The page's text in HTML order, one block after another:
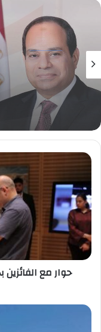
اخبار مصر
الرئيس عبد
هاتفيًا بأخيه
الحسين عاهل
الشقيقة
حوار
الفائزين
بجائزة
مكتبة
الإسكندرية
للمبدعين
الشباب
حوار مع
الإثنين